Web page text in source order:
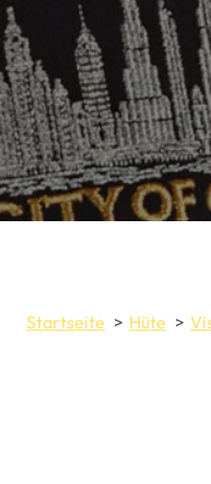
Startseite Hüte